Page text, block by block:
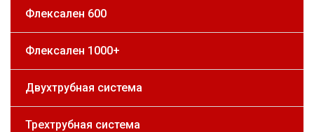
Флексален 600
Флексален 1000+
Двухтрубная система
Трехтрубная система